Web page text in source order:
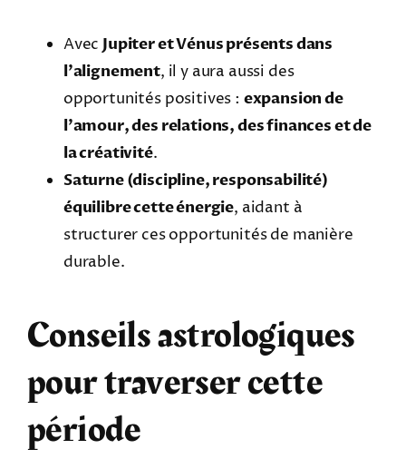
AvecJupiter et Vénus présents dans
l’alignement, il y aura aussi des
opportunités positives : expansion de
l’amour, des relations, des finances et de
la créativité.
Saturne (discipline, responsabilité)
équilibre cette énergie, aidant à
structurer ces opportunités de manière
durable.
Conseils astrologiques
pour traverser cette
période